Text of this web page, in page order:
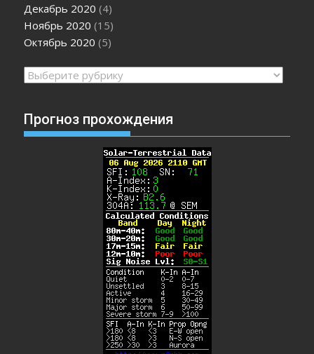
Декабрь 2020 (4)
Ноябрь 2020 (15)
Октябрь 2020 (5)
Рубрики
Прогноз прохождения